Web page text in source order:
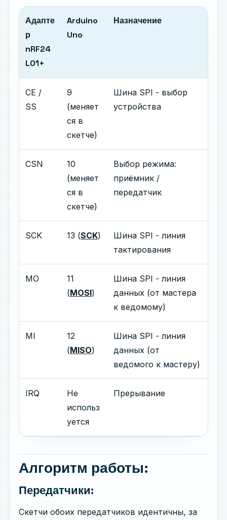
Адапте
р
nRF24
L01+
Arduino
Uno
Назначение
CE /
SS
9
(меняет
ся в
скетче)
Шина SPI - выбор
устройства
CSN
10
(меняет
ся в
скетче)
Выбор режима:
приёмник /
передатчик
SСK 13 (SCK)
Шина SPI - линия
тактирования
MO
11
(MOSI)
Шина SPI - линия
данных (от мастера
к ведомому)
MI
12
(MISO)
Шина SPI - линия
данных (от
ведомого к мастеру)
IRQ
Не
использ
уется
Прерывание
Алгоритм работы:
Передатчики:
Скетчи обоих передатчиков идентичны, за